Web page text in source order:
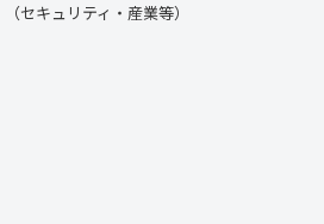
（セキュリティ・産業等）